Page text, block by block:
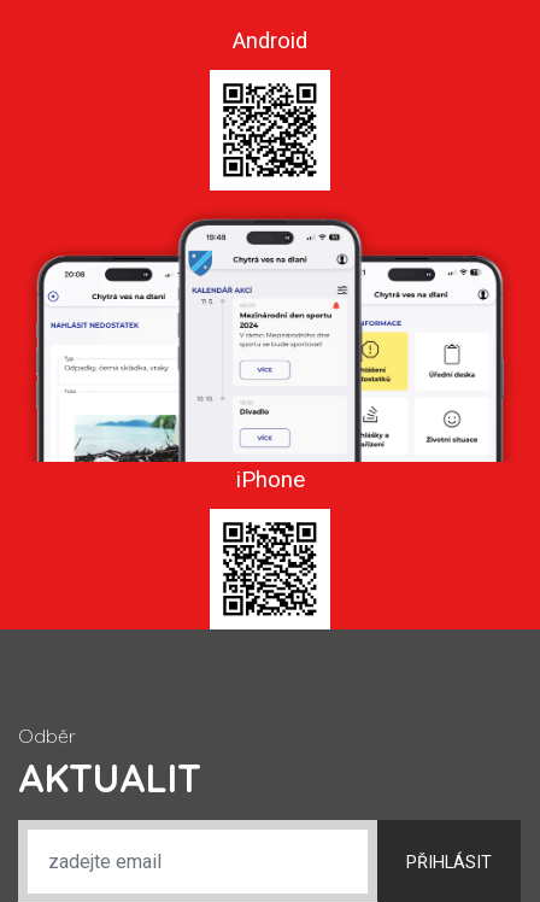
Android
iPhone
Odběr
AKTUALIT
PŘIHLÁSIT